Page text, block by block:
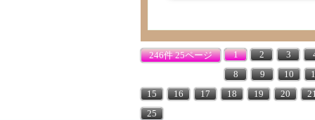
246件 25ページ 1 2 3
8
9 10
15
16 17 18 19 20
25